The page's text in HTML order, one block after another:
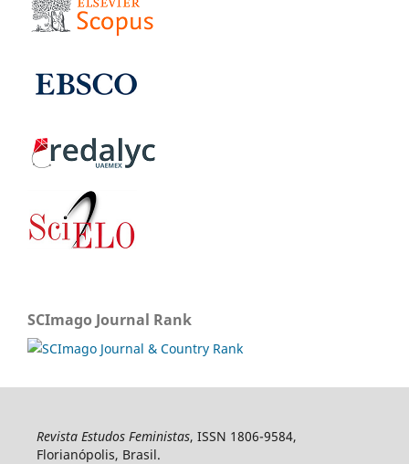
SCImago Journal Rank
Revista Estudos Feministas, ISSN 1806-9584,
Florianópolis, Brasil.